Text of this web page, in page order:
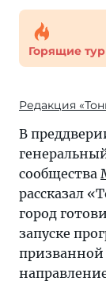
Горящие
Редакция
В
сообщества
рассказал
город
запуске
призванной